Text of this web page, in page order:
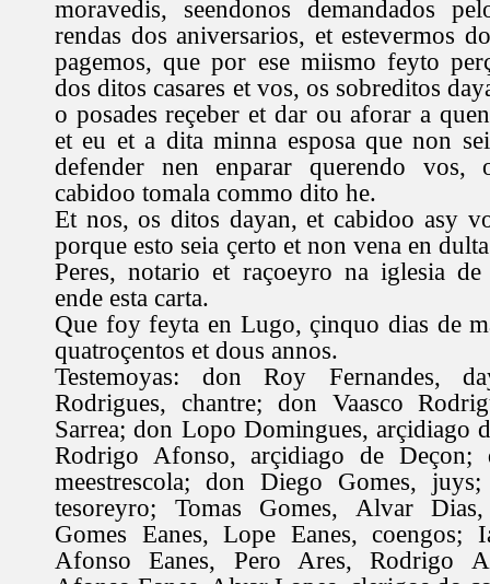
moravedis, seendonos demandados
rendas dos aniversarios, et estevermos
pagemos, que por ese miismo feyto
dos ditos casares et vos, os sobreditos
o posades reçeber et dar ou aforar a
et eu et a dita minna esposa que non
defender nen enparar querendo
cabidoo tomala commo dito he.
Et nos, os ditos dayan, et cabidoo asy
porque esto seia çerto et non vena en
Peres, notario et raçoeyro na iglesia
ende esta carta.
Que foy feyta en Lugo, çinquo dias de
quatroçentos et dous annos.
Testemoyas: don Roy Fernandes,
Rodrigues, chantre; don Vaasco
Sarrea; don Lopo Domingues, arçidiago
Rodrigo Afonso, arçidiago de Deçon;
meestrescola; don Diego Gomes,
tesoreyro; Tomas Gomes, Alvar
Gomes Eanes, Lope Eanes, coengos;
Afonso Eanes, Pero Ares, Rodrigo